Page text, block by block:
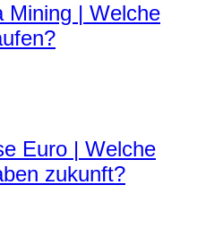
Mining | Welche
Euro | Welche
zukunft?